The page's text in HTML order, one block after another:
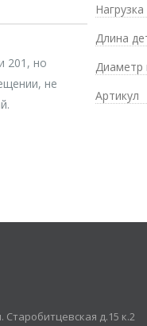
201, но
не
Длина
Диаметр
Артикул
Старобитцевская д.15 к.2